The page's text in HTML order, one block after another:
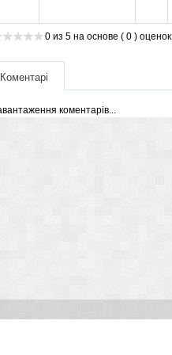
0 из 5 на основе ( 0 ) оценок
Коментарі
коментарів...